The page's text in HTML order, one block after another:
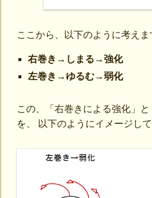
ここから、以下のように考えま
右巻き→しまる→強化
左巻き→ゆるむ→弱化
この、「右巻きによる強化」と
を、 以下のようにイメージして